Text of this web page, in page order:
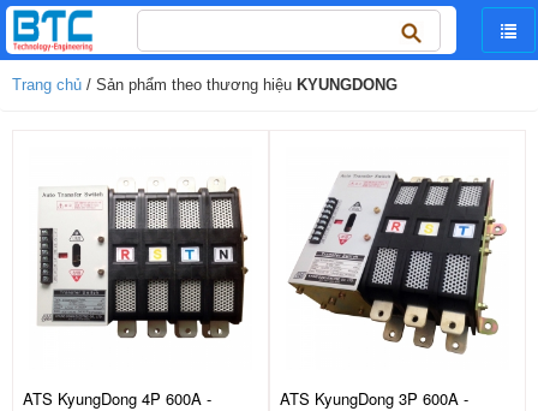
Tìm
kiếm
Trang chủ / Sản phẩm theo thương hiệu KYUNGDONG
ATS KyungDong 4P 600A -
ATS KyungDong 3P 600A -